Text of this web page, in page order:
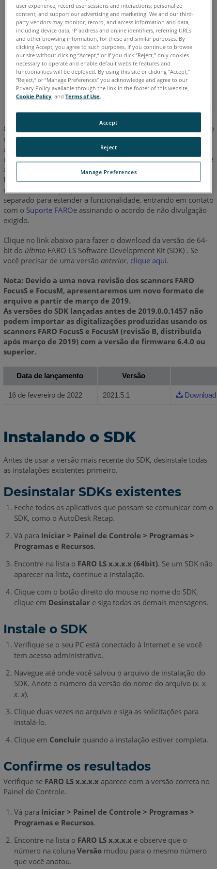
lançamento final foi em 16 de fevereiro de 2022. O
suporte para o FARO LS SDK não está mais sendo
fornecido.
A FARO fornece oSCENE APIe o LS Web APIpara
parceiros contratados, o que permite aos engenheiros de
aplicação criar software personalizado para ler, escrever
e alterar arquivos SCENE e controlar os scanners a laser
FARO Focus.
O FARO
LS Kit de Desenvolvimento de Software (SDK) permite
que os desenvolvedores de software criem aplicativos que
abram arquivos de dados do SCENE em software de terceiros,
como o Autodesk Recap. Este SDKnãoé destinado à criação de
aplicativos que estendem a funcionalidade para controlar o
FARO Laser Scanner Focus ou ler varreduras em software
customizado ou proprietário. Você pode solicitar um SDK
separado para estender a funcionalidade, entrando em contato
com o Suporte FAROe assinando o acordo de não divulgação
exigido.
Clique no link abaixo para fazer o download da versão de 64-
bit do últimoFARO LS Software Development Kit (SDK) . Se
você precisar de uma versão anterior, clique aqui.
Nota: Devido a uma nova revisão dos scanners FARO
FocusS e FocusM, apresentaremos um novo formato de
arquivo a partir de março de 2019.
As versões do SDK lançadas antes de 2019.0.0.1457 não
podem importar as digitalizações produzidas usando os
scanners FARO FocusS e FocusM (revisão B, distribuída
após março de 2019) com a versão de firmware 6.4.0 ou
superior.
Data de lançamento Versão
16 de fevereiro de 2022 2021.5.1 Download
Instalando o SDK
Antes de usar a versão mais recente do SDK, desinstale todas
as instalações existentes primeiro.
Desinstalar SDKs existentes
Feche todos os aplicativos que possam se comunicar com o
SDK, como o AutoDesk Recap.
Vá para Iniciar > Painel de Controle > Programas >
Programas e Recursos.
Encontre na lista o FARO LSx.x.x.x (64bit). Se um SDK não
aparecer na lista, continue a instalação.
Clique com o botão direito do mouse no nome do SDK,
clique em Desinstalar e siga todas as demais mensagens.
Instale o SDK
Verifique se o seu PC está conectado à Internet e se você
tem acesso administrativo.
Navegue até onde você salvou o arquivo de instalação do
SDK. Anote o número da versão do nome do arquivo (x. x.
x. x).
Clique duas vezes no arquivo e siga as solicitações para
instalá-lo.
Clique em Concluirquando a instalação estiver completa.
Confirme os resultados
Verifique se FARO LS x.x.x.x aparece com a versão correta no
Painel de Controle.
Vá para Iniciar > Painel de Controle > Programas >
Programas e Recursos.
Encontre na lista o FARO LSx.x.x.x e observe que o
número na coluna Versão mudou para o mesmo número
que você anotou.
user experience; record user sessions and interactions; personalize
content; and support our advertising and marketing. We and our third-
party vendors may monitor, record, and access information and data,
including device data, IP address and online identifiers, referring URLs
and other browsing information, for these and similar purposes. By
clicking Accept, you agree to such purposes. If you continue to browse
our site without clicking “Accept,” or if you click “Reject,” only cookies
necessary to operate and enable default website features and
functionalities will be deployed. By using this site or clicking “Accept,”
“Reject,” or “Manage Preferences” you acknowledge and agree to our
Privacy Policy available through the link in the footer of this website,
Cookie Policy , andTerms of Use.
Manage Preferences
Reject
Accept